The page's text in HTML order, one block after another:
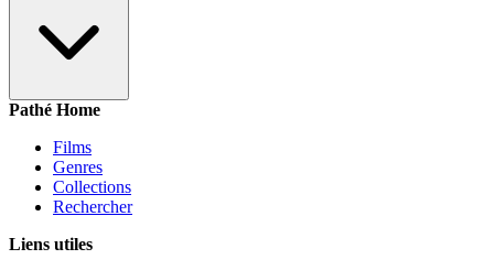
Pathé Home
Films
Genres
Collections
Rechercher
Liens utiles